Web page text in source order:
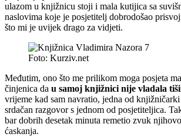
ulazom u knjižnicu stoji i mala kutijica sa
naslovima koje je posjetitelj dobrodošao
što mi je uvijek drago za vidjeti.
Foto: Kurziv.net
Međutim, ono što me prilikom moga posjeta
činjenica da u samoj knjižnici nije vladala
vrijeme kad sam navratio, jedna od
srdačan razgovor s jednom od posjetiteljica.
bar dobrih desetak minuta remetio zvuk
ćaskanja.